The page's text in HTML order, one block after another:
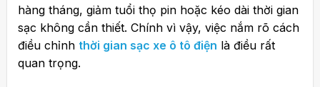
hàng tháng, giảm tuổi thọ pin hoặc kéo dài thời gian
sạc không cần thiết. Chính vì vậy, việc nắm rõ cách
điều chỉnh thời gian sạc xe ô tô điện là điều rất
quan trọng.